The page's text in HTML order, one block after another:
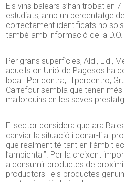
Els vins balears s’han trobat en
estudiats, amb un percentatge
correctament identificats no
també amb informació de la
Per grans superfícies, Aldi, Lidl,
aquells on Unió de Pagesos ha
local. Per contra, Hipercentro,
Carrefour sembla que tenen
mallorquins en les seves
El sector considera que ara
canviar la situació i donar-li al
que realment té tant en l’àmbit
l’ambiental”. Per la creixent
a consumir productes de
productors i els productes